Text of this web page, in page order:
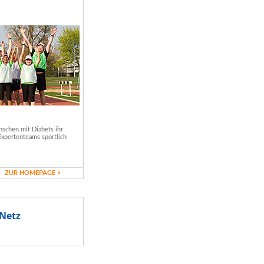
mit Diabets ihr
sportlich
ZUR HOMEPAGE >